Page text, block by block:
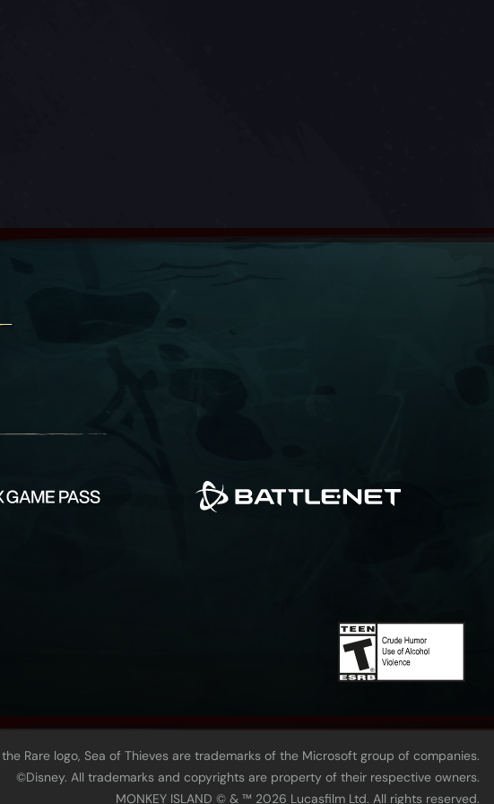
Rare logo, Sea of Thieves are trademarks of the Microsoft group of companies.
©Disney. All trademarks and copyrights are property of their respective owners.
MONKEY ISLAND © & ™ 20‍26 Lucasfilm Ltd. All rights reserved.